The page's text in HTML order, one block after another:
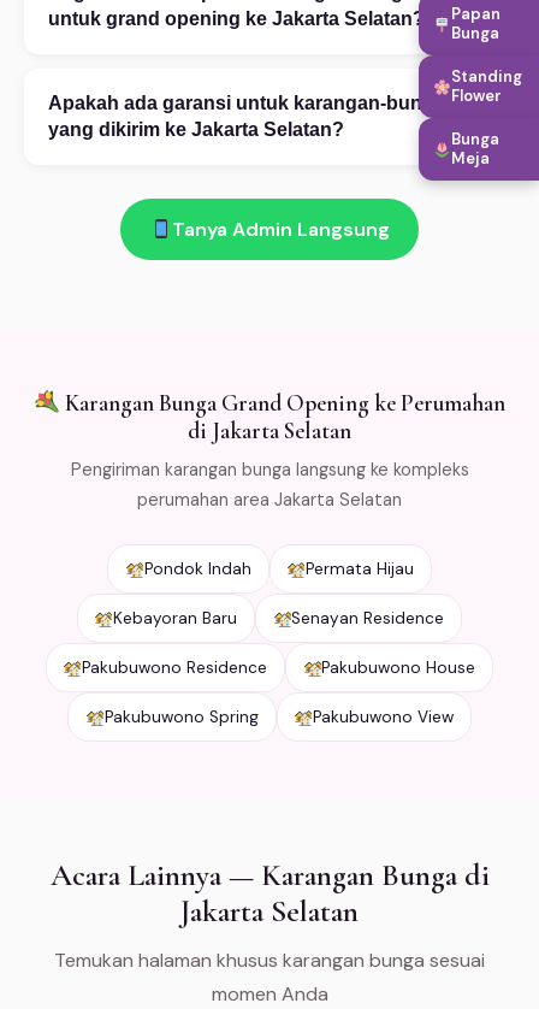
penambahan aksesoris. Konsultasi desain gratis via
WhatsApp 08111919922. Foto referensi sangat
untuk grand opening ke Jakarta Selatan?
Ceritakan kebutuhan Anda — kategori, occasion,
budget, dan alamat tujuan di Jakarta Selatan. (2) Pilih
desain dari katalog atau custom. (3) Konfirmasi
pembayaran. (4) Bunga dikirim sesuai jadwal. Buka 24
Apakah ada garansi untuk karangan-bunga
yang dikirim ke Jakarta Selatan?
Ada! Garansi segar 100%: bunga layu atau rusak saat
diterima di Jakarta Selatan → kami ganti gratis. Salah
kirim → refund penuh. Kami kemas bunga dengan cold
Tanya Admin Langsung
Karangan Bunga Grand Opening ke Perumahan
di Jakarta Selatan
Pengiriman karangan bunga langsung ke kompleks
perumahan area Jakarta Selatan
Pondok Indah Permata Hijau
Kebayoran Baru Senayan Residence
Pakubuwono Residence Pakubuwono House
Pakubuwono Spring Pakubuwono View
Acara Lainnya — Karangan Bunga di
Jakarta Selatan
Temukan halaman khusus karangan bunga sesuai
momen Anda
Papan
Bunga
Standing
Flower
Bunga
Meja